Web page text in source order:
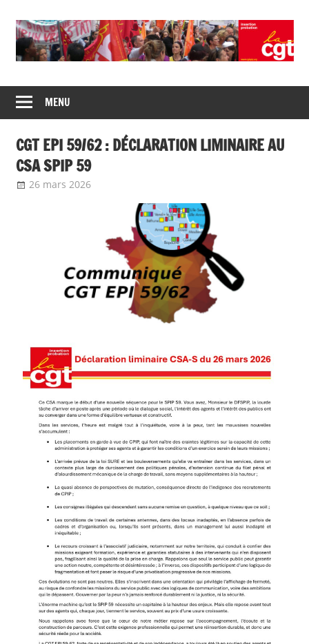
CGT
insertion
probation
de
syndicats
CGT
insertion
probation
MENU
CGT EPI 59/62 : DÉCLARATION LIMINAIRE AU
CSA SPIP 59
26 mars 2026